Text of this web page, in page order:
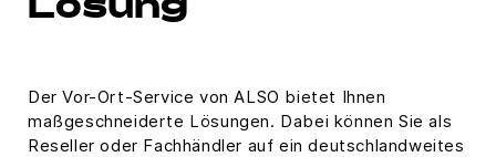
Lösung
Der Vor-Ort-Service von ALSO bietet Ihnen
maßgeschneiderte Lösungen. Dabei können Sie als
Reseller oder Fachhändler auf ein deutschlandweites